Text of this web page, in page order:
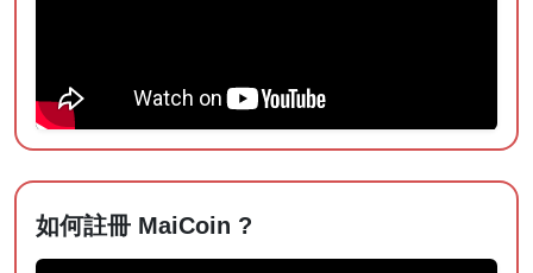
如何註冊 MaiCoin ?